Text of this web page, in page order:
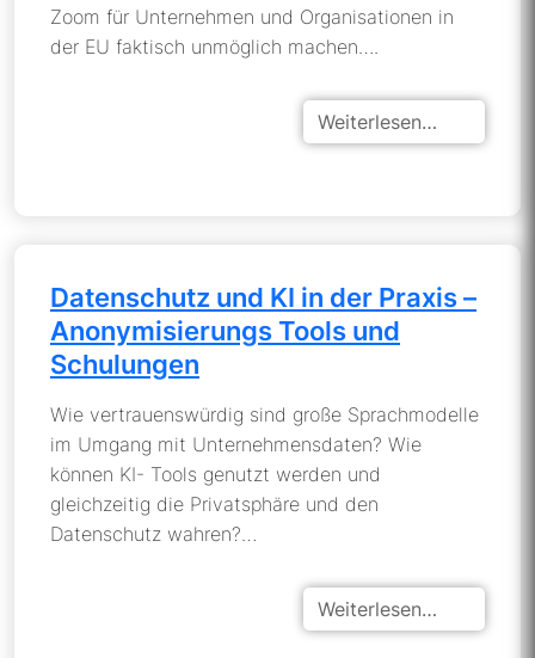
Zoom für Unternehmen und Organisationen in
der EU faktisch unmöglich machen….
Weiterlesen…
Datenschutz und KI in der Praxis –
Anonymisierungs Tools und
Schulungen
Wie vertrauenswürdig sind große Sprachmodelle
im Umgang mit Unternehmensdaten? Wie
können KI- Tools genutzt werden und
gleichzeitig die Privatsphäre und den
Datenschutz wahren?…
Weiterlesen…